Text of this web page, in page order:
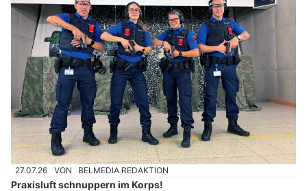
27.07.26 VON BELMEDIA REDAKTION
Praxisluft schnuppern im Korps!